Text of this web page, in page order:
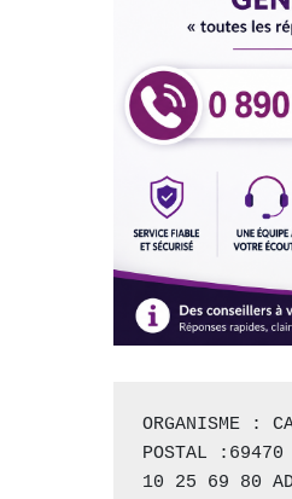
ORGANISME :
POSTAL
10 25 69 80